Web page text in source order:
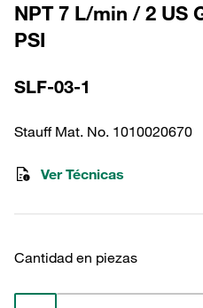
NPT 7 L/min / 2 US
PSI
SLF-03-1
Stauff Mat. No. 1010020670
Ver Técnicas
Cantidad en piezas